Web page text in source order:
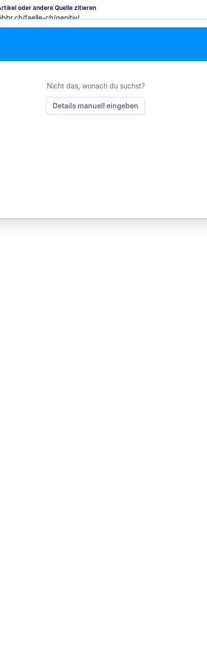
oder andere Quelle zitieren
Nicht das, wonach du suchst?
Details manuell eingeben